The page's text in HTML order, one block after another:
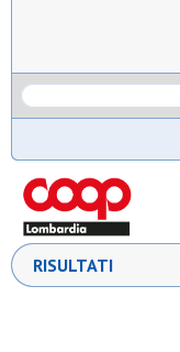
RISULTATI